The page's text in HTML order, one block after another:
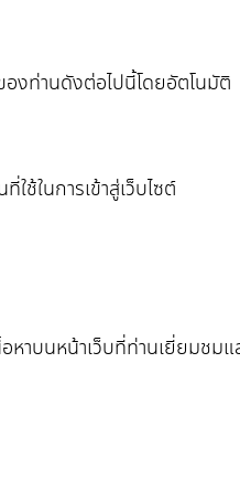
งท่านดังต่อไปนี้โดยอัตโนมัติ
ช้ในการเข้าสู่เว็บไซต์
บนหน้าเว็บที่ท่านเยี่ยมชมแล